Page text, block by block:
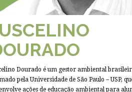
Dourado é um gestor ambiental
pela Universidade de São Paulo – USP,
ações de educação ambiental para